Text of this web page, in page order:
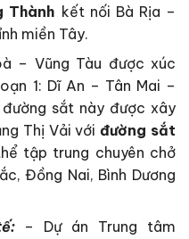
Thành kết nối Bà Rịa –
miền Tây.
– Vũng Tàu được xúc
1: Dĩ An – Tân Mai –
sắt này được xây
Thị Vải vớiđường sắt
tập trung chuyên chở
Đồng Nai, Bình Dương
– Dự án Trung tâm